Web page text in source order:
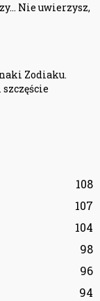
Nie uwierzysz,
Zodiaku.
108
107
104
98
96
94